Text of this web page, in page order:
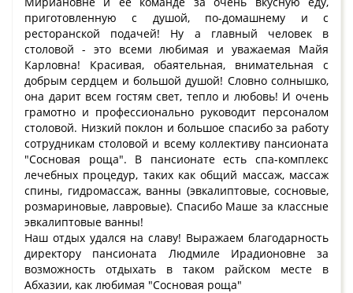
приготовленную с душой, по-домашнему и с
ресторанской подачей! Ну а главный человек в
столовой - это всеми любимая и уважаемая Майя
Карловна! Красивая, обаятельная, внимательная с
добрым сердцем и большой душой! Словно солнышко,
она дарит всем гостям свет, тепло и любовь! И очень
грамотно и профессионально руководит персоналом
столовой. Низкий поклон и большое спасибо за работу
сотрудникам столовой и всему коллективу пансионата
"Сосновая роща". В пансионате есть спа-комплекс
лечебных процедур, таких как общий массаж, массаж
спины, гидромассаж, ванны (эвкалиптовые, сосновые,
розмариновые, лавровые). Спасибо Маше за классные
эвкалиптовые ванны!
Наш отдых удался на славу! Выражаем благодарность
директору пансионата Людмиле Ирадионовне за
возможность отдыхать в таком райском месте в
Абхазии, как любимая "Сосновая роща"